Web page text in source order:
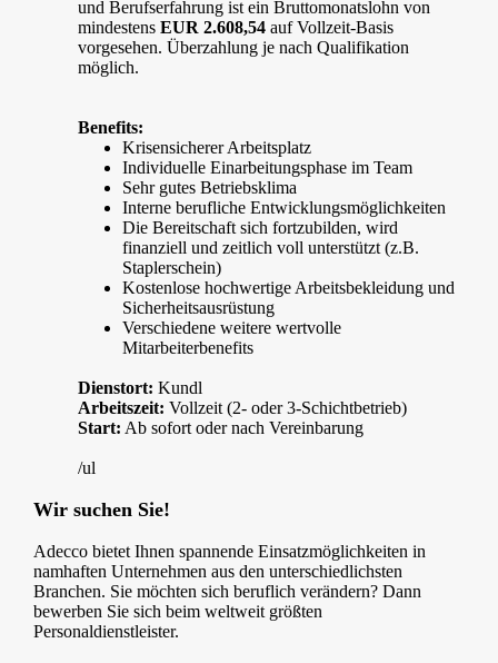
und Berufserfahrung ist ein Bruttomonatslohn von
mindestens EUR 2.608,54 auf Vollzeit-Basis
vorgesehen. Überzahlung je nach Qualifikation
möglich.
Benefits:
Krisensicherer Arbeitsplatz
Individuelle Einarbeitungsphase im Team
Sehr gutes Betriebsklima
Interne berufliche Entwicklungsmöglichkeiten
Die Bereitschaft sich fortzubilden, wird
finanziell und zeitlich voll unterstützt (z.B.
Staplerschein)
Kostenlose hochwertige Arbeitsbekleidung und
Sicherheitsausrüstung
Verschiedene weitere wertvolle
Mitarbeiterbenefits
Dienstort: Kundl
Arbeitszeit: Vollzeit (2- oder 3-Schichtbetrieb)
Start: Ab sofort oder nach Vereinbarung
/ul
Wir suchen Sie!
Adecco bietet Ihnen spannende Einsatzmöglichkeiten in
namhaften Unternehmen aus den unterschiedlichsten
Branchen. Sie möchten sich beruflich verändern? Dann
bewerben Sie sich beim weltweit größten
Personaldienstleister.